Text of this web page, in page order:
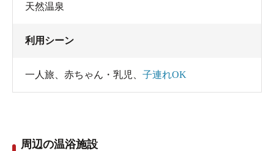
天然温泉
利用シーン
一人旅 赤ちゃん・乳児 子連れOK
周辺の温浴施設